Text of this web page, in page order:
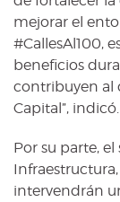
mejorar el
#CallesAl100,
beneficios
contribuyen al
Capital”, indicó.
Por su parte,
intervendrán